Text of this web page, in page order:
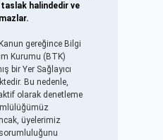
halindedir ve
gereğince Bilgi
Kurumu (BTK)
bir Yer Sağlayıcı
Bu nedenle,
olarak denetleme
üyelerimiz